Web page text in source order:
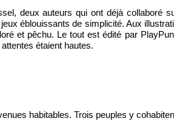
deux auteurs qui ont déjà collaboré
éblouissants de simplicité. Aux
et pêchu. Le tout est édité par
étaient hautes.
habitables. Trois peuples y